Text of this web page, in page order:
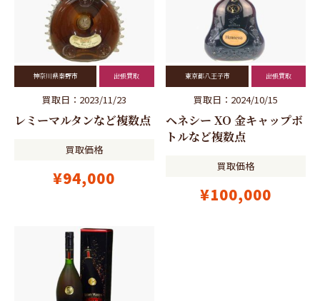
神奈川県秦野市 出張買取
買取日：2023/11/23
レミーマルタンなど複数点
買取価格
¥94,000
東京都八王子市 出張買取
買取日：2024/10/15
ヘネシー XO 金キャップボ
トルなど複数点
買取価格
¥100,000